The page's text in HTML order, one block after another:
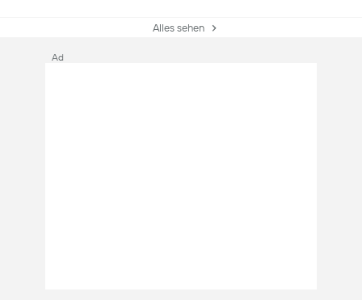
Alles sehen
Ad